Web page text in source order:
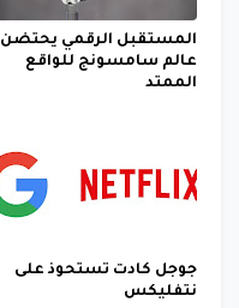
المستقبل الرقمي يحتضن
عالم سامسونج للواقع
الممتد
جوجل كادت تستحوذ على
نتفليكس